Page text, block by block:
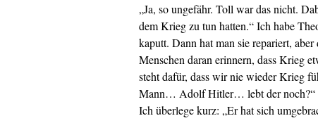
„Ja, so ungefähr. Toll war das nicht.
dem Krieg zu tun hatten.“ Ich habe
kaputt. Dann hat man sie repariert,
Menschen daran erinnern, dass Krieg
steht dafür, dass wir nie wieder Krieg
Mann… Adolf Hitler… lebt der noch?“
Ich überlege kurz: „Er hat sich